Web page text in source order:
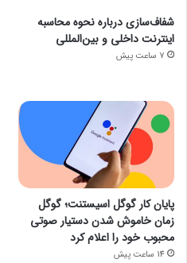
شفاف‌سازی درباره نحوه محاسبه
اینترنت داخلی و بین‌المللی
7 ساعت پیش
پایان کار گوگل اسیستنت؛ گوگل
زمان خاموش شدن دستیار صوتی
محبوب خود را اعلام کرد
14 ساعت پیش